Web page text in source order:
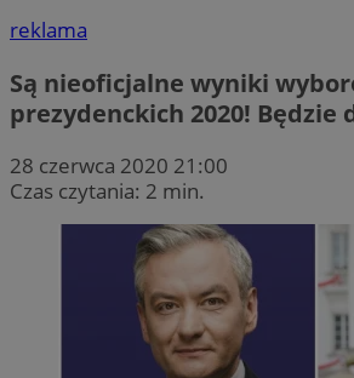
reklama
Są nieoficjalne wyniki
prezydenckich 2020! Będzie
28 czerwca 2020 21:00
Czas czytania: 2 min.